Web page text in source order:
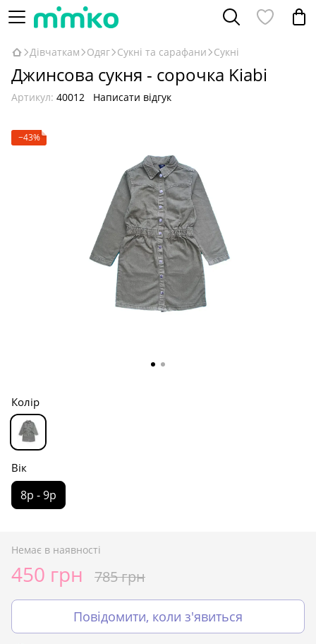
Дівчаткам Одяг Сукні та сарафани Сукні
Джинсова сукня - сорочка Kiabi
Артикул: 40012 Написати відгук
−43%
Колір
Вік
8р - 9р
Немає в наявності
450 грн 785 грн
Повідомити, коли з'явиться